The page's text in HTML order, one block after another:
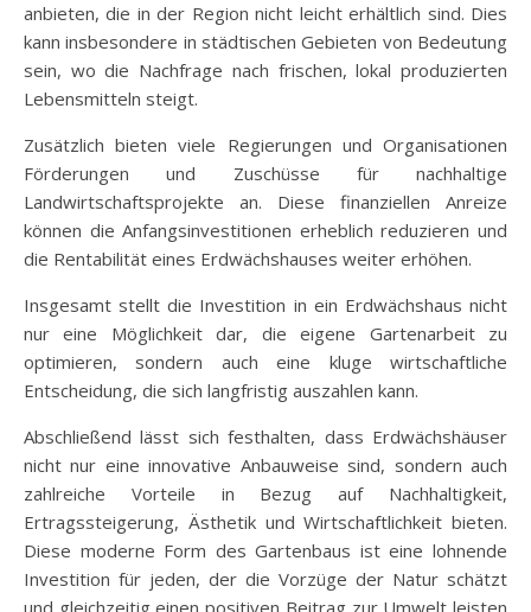
anbieten, die in der Region nicht leicht erhältlich sind. Dies
kann insbesondere in städtischen Gebieten von Bedeutung
sein, wo die Nachfrage nach frischen, lokal produzierten
Lebensmitteln steigt.
Zusätzlich bieten viele Regierungen und Organisationen
Förderungen und Zuschüsse für nachhaltige
Landwirtschaftsprojekte an. Diese finanziellen Anreize
können die Anfangsinvestitionen erheblich reduzieren und
die Rentabilität eines Erdwächshauses weiter erhöhen.
Insgesamt stellt die Investition in ein Erdwächshaus nicht
nur eine Möglichkeit dar, die eigene Gartenarbeit zu
optimieren, sondern auch eine kluge wirtschaftliche
Entscheidung, die sich langfristig auszahlen kann.
Abschließend lässt sich festhalten, dass Erdwächshäuser
nicht nur eine innovative Anbauweise sind, sondern auch
zahlreiche Vorteile in Bezug auf Nachhaltigkeit,
Ertragssteigerung, Ästhetik und Wirtschaftlichkeit bieten.
Diese moderne Form des Gartenbaus ist eine lohnende
Investition für jeden, der die Vorzüge der Natur schätzt
und gleichzeitig einen positiven Beitrag zur Umwelt leisten